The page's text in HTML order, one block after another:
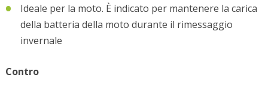
Ideale per la moto. È indicato per mantenere la carica
della batteria della moto durante il rimessaggio
invernale
Contro